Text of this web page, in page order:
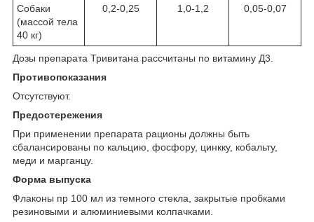
Собаки
(массой тела
40 кг)
0,2-0,25 1,0-1,2 0,05-0,07
Дозы препарата Тривитана рассчитаны по витамину Д3.
Противопоказания
Отсутствуют.
Предостережения
При применении препарата рационы должны быть
сбалансированы по кальцию, фосфору, цинкку, кобальту,
меди и марганцу.
Форма выпуска
Флаконы пр 100 мл из темного стекла, закрытые пробками
резиновыми и алюминиевыми колпачками.